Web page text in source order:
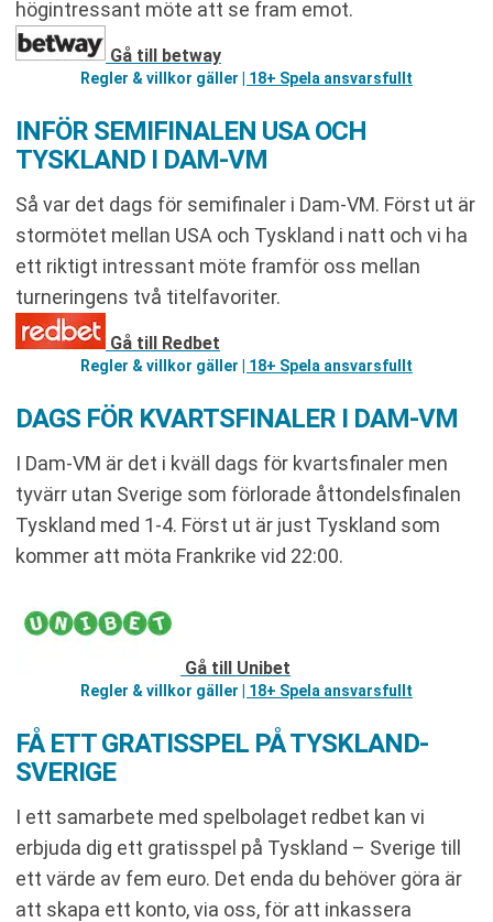
högintressant möte att se fram emot.
Gå till betway
Regler & villkor gäller | 18+ Spela ansvarsfullt
INFÖR SEMIFINALEN USA OCH
TYSKLAND I DAM-VM
Så var det dags för semifinaler i Dam-VM. Först ut är
stormötet mellan USA och Tyskland i natt och vi ha
ett riktigt intressant möte framför oss mellan
turneringens två titelfavoriter.
Gå till Redbet
Regler & villkor gäller | 18+ Spela ansvarsfullt
DAGS FÖR KVARTSFINALER I DAM-VM
I Dam-VM är det i kväll dags för kvartsfinaler men
tyvärr utan Sverige som förlorade åttondelsfinalen
Tyskland med 1-4. Först ut är just Tyskland som
kommer att möta Frankrike vid 22:00.
Gå till Unibet
Regler & villkor gäller | 18+ Spela ansvarsfullt
FÅ ETT GRATISSPEL PÅ TYSKLAND-
SVERIGE
I ett samarbete med spelbolaget redbet kan vi
erbjuda dig ett gratisspel på Tyskland – Sverige till
ett värde av fem euro. Det enda du behöver göra är
att skapa ett konto, via oss, för att inkassera